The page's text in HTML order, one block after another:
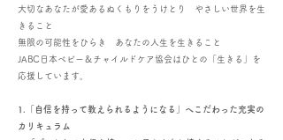
大切なあなたが愛あるぬくもりをうけとり やさしい世界を生
きること
無限の可能性をひらき あなたの人生を生きること
JABC日本ベビー＆チャイルドケア協会は ひとの「生きる」を
応援しています。
1.「自信を持って教えられるようになる」へこだわった充実の
カリキュラム